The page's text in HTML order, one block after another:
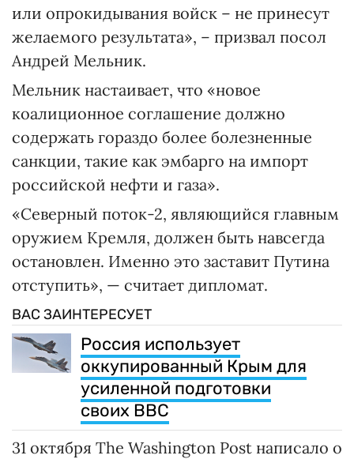
или опрокидывания войск – не принесут
желаемого результата», – призвал посол
Андрей Мельник.
Мельник настаивает, что «новое
коалиционное соглашение должно
содержать гораздо более болезненные
санкции, такие как эмбарго на импорт
российской нефти и газа».
«Северный поток-2, являющийся главным
оружием Кремля, должен быть навсегда
остановлен. Именно это заставит Путина
отступить», — считает дипломат.
ВАС ЗАИНТЕРЕСУЕТ
Россия использует
оккупированный Крым для
усиленной подготовки
своих ВВС
31 октября The Washington Post написало о